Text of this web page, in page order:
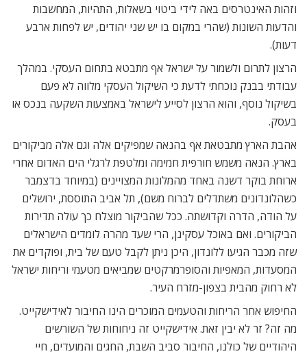
וזהות האינטרסים באה לידי ביטוי בשאלות, התהיות, המחשבות
והדעות השונות (שהרי במקום בו יש שני יהודים, יש לפחות ארבע
דעות).
הרצון לתרום ולשמור על ישראל אף מתבטא בתחום העסקי. במהלך
עבודתי בבנק נוכחתי לדעת כי השיקול העסקי מלווה לא פעם
בשיקול נוסף, והוא הרצון לסייע לישראל באמצעות השקעה בנכס או
בעסק.
אהבת הארץ מתבטאת אף בהנאה שמפיקים אלה וגם אלה מביקורים
בארץ. הנאה משמש חורפית חמימה ומלטפת לרגלי הים האדום אחרי
ארוחת בוקר דשנה באחד מהמלונות המצויינים (במיוחד בדצמבר
כשהלונדונים משתדלים לברוח משם), תל אביב התוססת, ירושלים
על הודה, הדרה וקדושתה. ככל שהביקור מוצלח כך עולה תדירות
הביקורים. ואם באוכל עסקינן, הרי שעד מהרה לומדים הישראלים
שזה מכבר הגיעו ללונדון, היכן ניתן לקבל טעם של בית, ופוקדים את
המסעדות, המאפיות והסופרמרקטים שמביאים מטעמי וריחות ישראל
לא רחוק מהבית בצפון-מזרח העיר.
החיפוש אחר הריחות והטעמים המוכרים הינו החיבור לאידישקייט.
מה זה? זר לא יבין זאת. אידישקייט זה ניחוחות של השורשים
היהודיים של כולנו, החיבור סביב השבת, החגים והמועדים, חיי